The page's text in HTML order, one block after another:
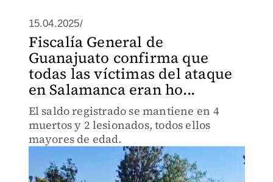
15.04.2025/
Fiscalía General de
Guanajuato confirma que
todas las víctimas del ataque
en Salamanca eran ho...
El saldo registrado se mantiene en 4
muertos y 2 lesionados, todos ellos
mayores de edad.